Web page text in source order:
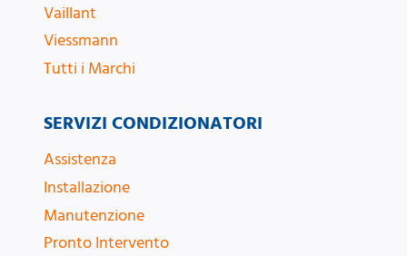
Vaillant
Viessmann
Tutti i Marchi
SERVIZI CONDIZIONATORI
Assistenza
Installazione
Manutenzione
Pronto Intervento